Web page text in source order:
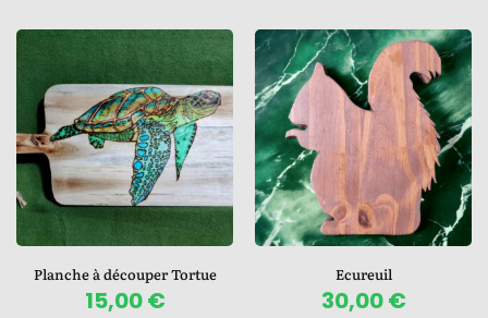
Planche à découper Tortue
15,00€
Ecureuil
30,00€